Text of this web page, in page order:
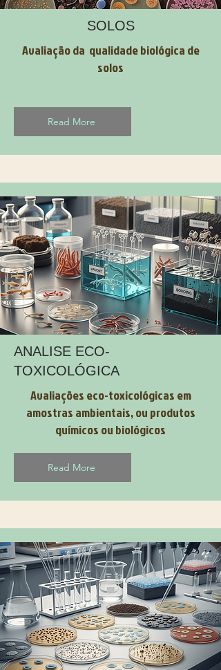
SOLOS
Avaliação da qualidade biológica de
solos
Read More
ANALISE ECO-
TOXICOLÓGICA
Avaliações eco-toxicológicas em
amostras ambientais, ou produtos
químicos ou biológicos
Read More